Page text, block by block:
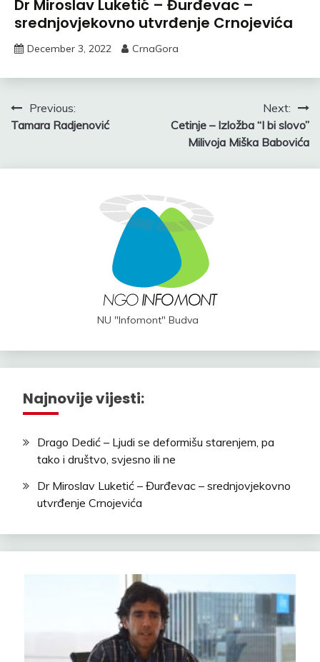
Dr Miroslav Luketić – Đurđevac –
srednjovjekovno utvrđenje Crnojevića
December 3, 2022 CrnaGora
Post
navigation
Previous:
Tamara Radjenović
Next:
Cetinje – Izložba “I bi slovo”
Milivoja Miška Babovića
NU "Infomont" Budva
Najnovije vijesti:
Drago Dedić – Ljudi se deformišu starenjem, pa
tako i društvo, svjesno ili ne
Dr Miroslav Luketić – Đurđevac – srednjovjekovno
utvrđenje Crnojevića